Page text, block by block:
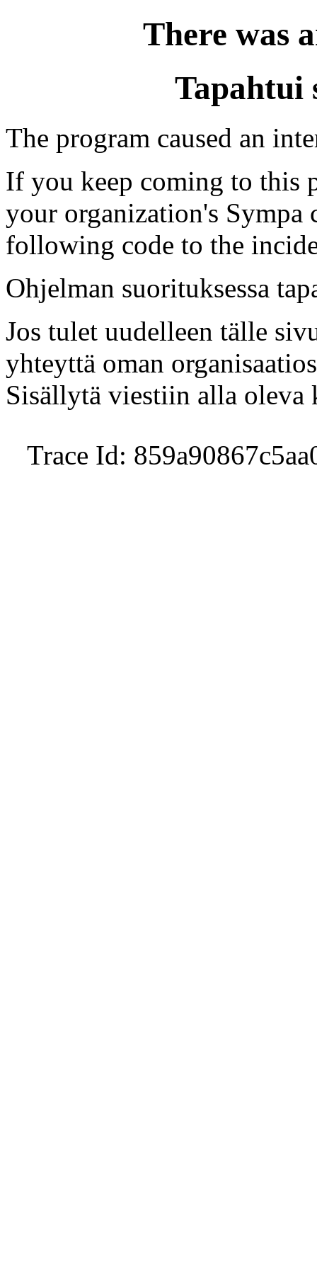
There was
Tapahtui
The program caused an
If you keep coming to this
your organization's Sympa
following code to the
Ohjelman suorituksessa
Jos tulet uudelleen tälle
yhteyttä oman
Sisällytä viestiin alla oleva
Trace Id: